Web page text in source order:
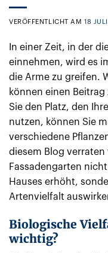
VERÖFFENTLICHT AM18
In einer Zeit, in der
einnehmen, wird es
die Arme zu greifen.
können einen
Sie den Platz, den
nutzen, können Sie
verschiedene
diesem Blog verraten
Fassadengarten
Hauses erhöht,
Artenvielfalt
Biologische
wichtig?